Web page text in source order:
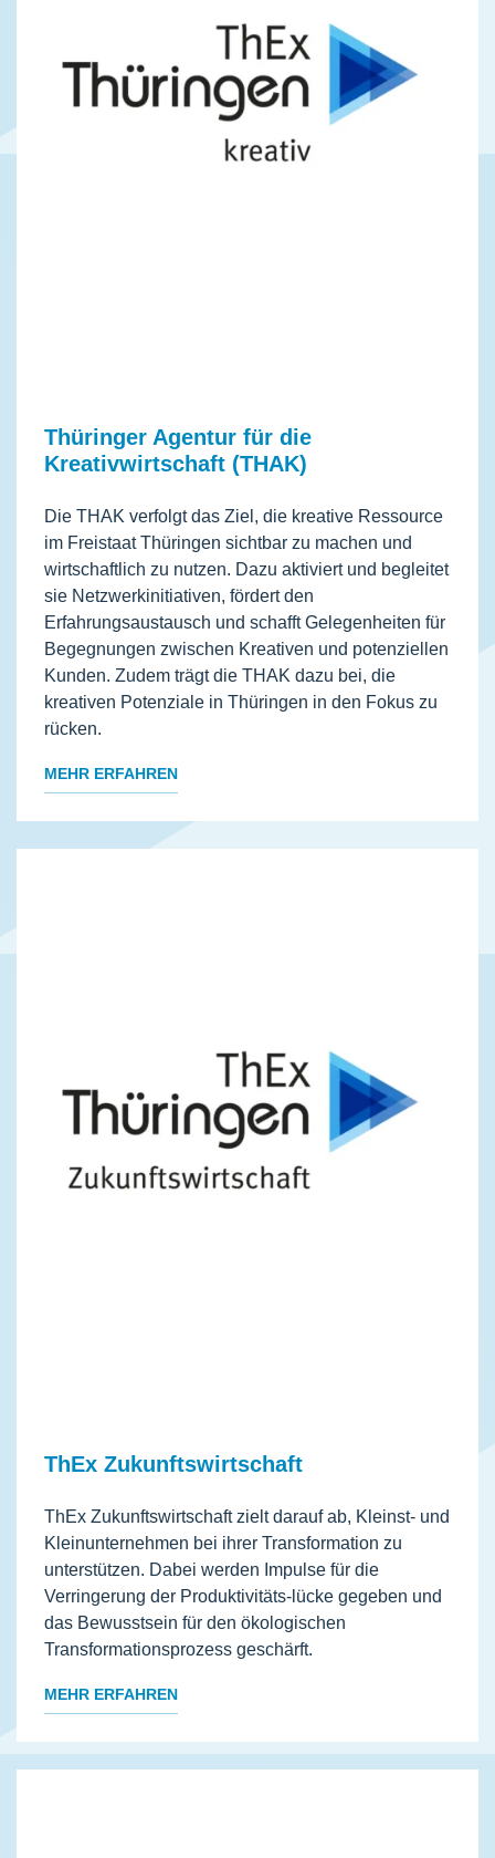
Thüringer Agentur für die
Kreativwirtschaft (THAK)
Die THAK verfolgt das Ziel, die kreative Ressource
im Freistaat Thüringen sichtbar zu machen und
wirtschaftlich zu nutzen. Dazu aktiviert und begleitet
sie Netzwerkinitiativen, fördert den
Erfahrungsaustausch und schafft Gelegenheiten für
Begegnungen zwischen Kreativen und potenziellen
Kunden. Zudem trägt die THAK dazu bei, die
kreativen Potenziale in Thüringen in den Fokus zu
rücken.
MEHR ERFAHREN
ThEx Zukunftswirtschaft
ThEx Zukunftswirtschaft zielt darauf ab, Kleinst- und
Kleinunternehmen bei ihrer Transformation zu
unterstützen. Dabei werden Impulse für die
Verringerung der Produktivitäts-lücke gegeben und
das Bewusstsein für den ökologischen
Transformationsprozess geschärft.
MEHR ERFAHREN